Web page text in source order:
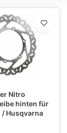
Nitro
hinten für
/ Husqvarna